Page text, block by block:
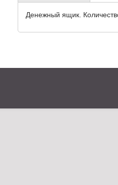
Денежный ящик.